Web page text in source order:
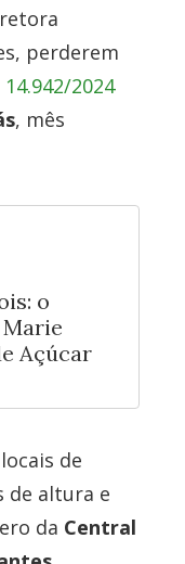
perderem
14.942/2024
, mês
o
Açúcar
de
de altura e
da Central